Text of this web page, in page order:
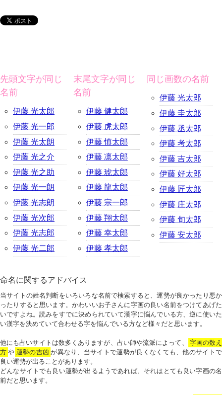
先頭文字が同じ
名前
伊藤 光太郎
伊藤 光一郎
伊藤 光太朗
伊藤 光之介
伊藤 光之助
伊藤 光一朗
伊藤 光志朗
伊藤 光次郎
伊藤 光志郎
伊藤 光二郎
末尾文字が同じ
名前
伊藤 健太郎
伊藤 虎太郎
伊藤 慎太郎
伊藤 凛太郎
伊藤 琥太郎
伊藤 龍太郎
伊藤 宗一郎
伊藤 翔太郎
伊藤 幸太郎
伊藤 孝太郎
同じ画数の名前
伊藤 光太郎
伊藤 圭太郎
伊藤 丞太郎
伊藤 考太郎
伊藤 吉太郎
伊藤 好太郎
伊藤 匠太郎
伊藤 庄太郎
伊藤 旬太郎
伊藤 安太郎
命名に関するアドバイス
当サイトの姓名判断をいろいろな名前で検索すると、運勢が良かったり悪か
ったりすると思います。かわいいお子さんに字画の良い名前をつけてあげた
いですよね。読みをすでに決められていて漢字に悩んでいる方、逆に使いた
い漢字を決めていて合わせる字を悩んでいる方など様々だと思います。
他にも占いサイトは数多くありますが、占い師や流派によって、
字画の数え
方 や 運勢の吉凶 が異なり、当サイトで運勢が良くなくても、他のサイトで
良い運勢が出ることがあります。
どんなサイトでも良い運勢が出るようであれば、それはとても良い字画の名
前だと思います。